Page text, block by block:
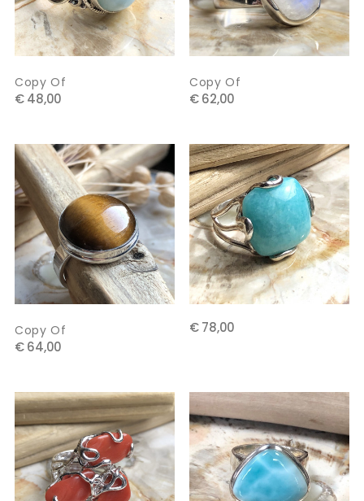
Copy Of
€ 48,00
Copy Of
€ 62,00
Copy Of
€ 64,00
€ 78,00